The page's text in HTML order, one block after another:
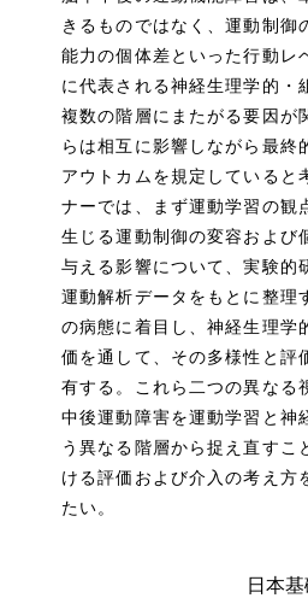
きるものではなく、運動制御
能力の個体差といった行動レ
に代表される神経生理学的・
複数の階層にまたがる要因が
らは相互に影響しながら最終
アウトカムを規定していると
ナーでは、まず運動学習の観
生じる運動制御の変容および
与える影響について、実験的
運動解析データをもとに整理
の病態に着目し、神経生理学
価を通して、その多様性と評
有する。これら二つの異なる
中後運動障害を運動学習と神
う異なる階層から捉え直すこ
ける評価および介入の考え方
たい。
日本